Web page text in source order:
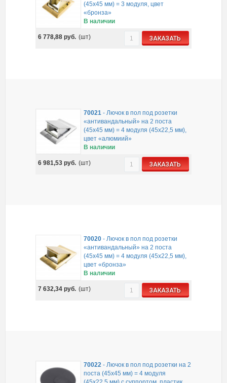
(45х45 мм) = 3 модуля, цвет
«бронза»
В наличии
6 778,88руб. (шт) ЗАКАЗАТЬ
70021 -Лючок в пол под розетки
«антивандальный» на 2 поста
(45х45 мм) = 4 модуля (45х22,5 мм),
цвет «алюмиий»
В наличии
6 981,53руб. (шт) ЗАКАЗАТЬ
70020 -Лючок в пол под розетки
«антивандальный» на 2 поста
(45х45 мм) = 4 модуля (45х22,5 мм),
цвет «бронза»
В наличии
7 632,34руб. (шт) ЗАКАЗАТЬ
70022 -Лючок в пол под розетки на 2
поста (45х45 мм) = 4 модуля